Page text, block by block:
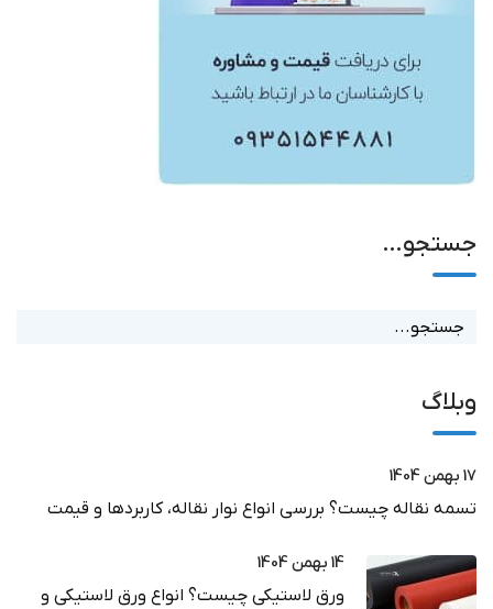
جستجو…
وبلاگ
17 بهمن 1404
تسمه نقاله چیست؟ بررسی انواع نوار نقاله، کاربردها و قیمت
14 بهمن 1404
ورق لاستیکی چیست؟ انواع ورق لاستیکی و